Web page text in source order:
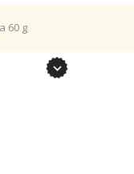
60 g